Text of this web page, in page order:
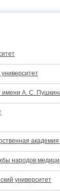
университет
имени А. С.
народов
университет